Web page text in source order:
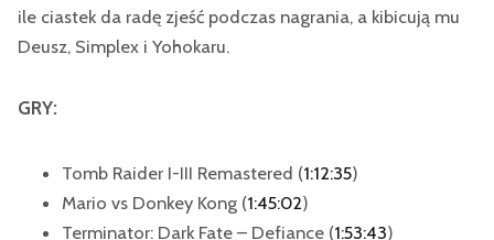
ile ciastek da radę zjeść podczas nagrania, a kibicują mu
Deusz, Simplex i Yohokaru.
GRY:
Tomb Raider I-III Remastered (1:12:35)
Mario vs Donkey Kong (1:45:02)
Terminator: Dark Fate – Defiance (1:53:43)